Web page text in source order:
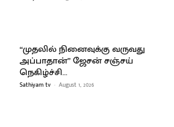
“முதலில் நினைவுக்கு வருவது
அப்பாதான்” ஜேசன் சஞ்சய்
நெகிழ்ச்சி…
Sathiyam tv - August 1, 2026